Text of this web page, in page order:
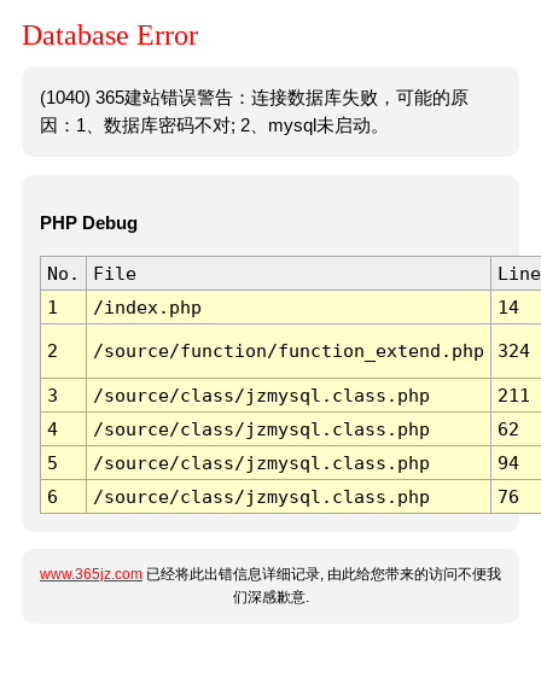
Database Error
(1040) 365建站错误警告：连接数据库失败，可能的原
因：1、数据库密码不对; 2、mysql未启动。
PHP Debug
No. File
Line
1
/index.php 14
2 /source/function/function_extend.php 324
3 /source/class/jzmysql.class.php
211
4
/source/class/jzmysql.class.php
62
5
/source/class/jzmysql.class.php
94
6
/source/class/jzmysql.class.php 76
www.365jz.com 已经将此出错信息详细记录, 由此给您带来的访问不便我
们深感歉意.